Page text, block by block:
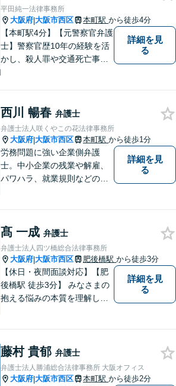
平田純一法律事務所
大阪府|大阪市西区 本町駅 から徒歩4分
【本町駅4分】【元警察官弁護
士】警察官歴10年の経験を活
かし、殺人罪や交通死亡事故
す。男女問題や労働問題な
ど、多岐に渡る分野に力を注
いでおります。ぜひお気軽に
ご相談ください。
詳細を見
る
西川 暢春 弁護士
弁護士法人咲くやこの花法律事務所
大阪府|大阪市西区 本町駅 から徒歩1分
労務問題に強い企業側弁護
士。中小企業の残業や解雇、
パワハラ、就業規則などの問
詳細を見
る
髙 一成 弁護士
弁護士法人四ツ橋総合法律事務所
大阪府|大阪市西区 肥後橋駅 から徒歩3分
【休日・夜間面談対応】【肥
後橋駅 徒歩3分】 みなさまの
抱える悩みの本質を理解し解
詳細を見
る
藤村 貴郁 弁護士
弁護士法人勝浦総合法律事務所 大阪オフィス
大阪府|大阪市西区 本町駅 から徒歩2分